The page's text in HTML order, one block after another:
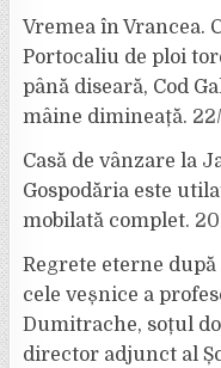
Vremea în Vrancea.
Portocaliu de ploi
până diseară, Cod
mâine dimineață.
Casă de vânzare la
Gospodăria este
mobilată complet.
Regrete eterne
cele veșnice a
Dumitrache, soțul
director adjunct al